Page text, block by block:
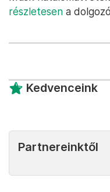
részletesen a
Kedvenceink
Partnereinktől